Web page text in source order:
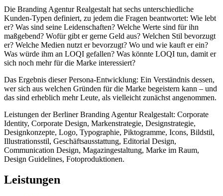
Die Branding Agentur Realgestalt hat sechs unterschiedliche
Kunden-Typen definiert, zu jedem die Fragen beantwortet: Wie lebt
er? Was sind seine Leidenschaften? Welche Werte sind für ihn
maßgebend? Wofür gibt er gerne Geld aus? Welchen Stil bevorzugt
er? Welche Medien nutzt er bevorzugt? Wo und wie kauft er ein?
Was würde ihm an LOQI gefallen? Was könnte LOQI tun, damit er
sich noch mehr für die Marke interessiert?
Das Ergebnis dieser Persona-Entwicklung: Ein Verständnis dessen,
wer sich aus welchen Gründen für die Marke begeistern kann – und
das sind erheblich mehr Leute, als vielleicht zunächst angenommen.
Leistungen der Berliner Branding Agentur Realgestalt: Corporate
Identity, Corporate Design, Markenstrategie, Designstrategie,
Designkonzepte, Logo, Typographie, Piktogramme, Icons, Bildstil,
Illustrationsstil, Geschäftsausstattung, Editorial Design,
Communication Design, Magazingestaltung, Marke im Raum,
Design Guidelines, Fotoproduktionen.
Leistungen